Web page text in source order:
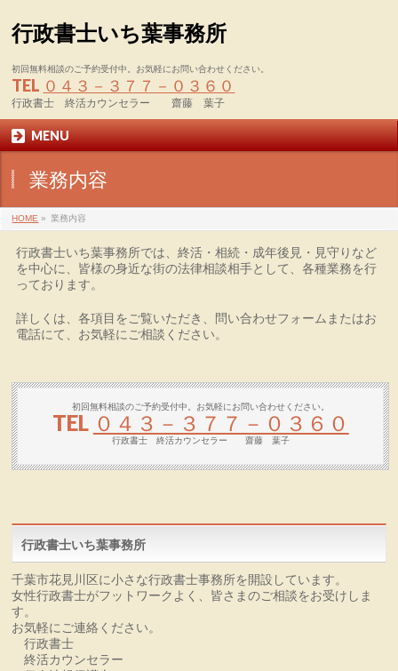
行政書士いち葉事務所
初回無料相談のご予約受付中。お気軽にお問い合わせください。
TEL ０４３－３７７－０３６０
行政書士 終活カウンセラー 齋藤 葉子
MENU
業務内容
HOME » 業務内容
行政書士いち葉事務所では、終活・相続・成年後見・見守りなど
を中心に、皆様の身近な街の法律相談相手として、各種業務を行
っております。
詳しくは、各項目をご覧いただき、問い合わせフォームまたはお
電話にて、お気軽にご相談ください。
初回無料相談のご予約受付中。お気軽にお問い合わせください。
TEL ０４３－３７７－０３６０
行政書士 終活カウンセラー 齋藤 葉子
行政書士いち葉事務所
千葉市花見川区に小さな行政書士事務所を開設しています。
女性行政書士がフットワークよく、皆さまのご相談をお受けしま
す。
お気軽にご連絡ください。
行政書士
終活カウンセラー